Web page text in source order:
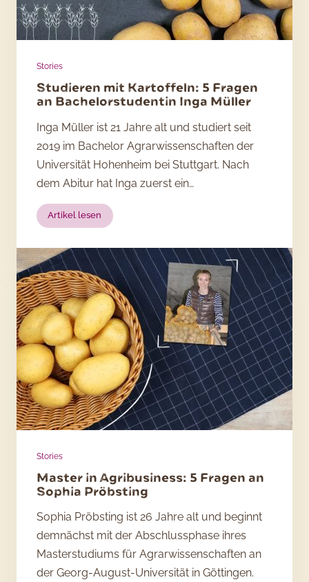
Stories
Studieren mit Kartoffeln: 5 Fragen
an Bachelorstudentin Inga Müller
Inga Müller ist 21 Jahre alt und studiert seit
2019 im Bachelor Agrarwissenschaften der
Universität Hohenheim bei Stuttgart. Nach
dem Abitur hat Inga zuerst ein…
Artikel lesen
Studieren
Kartoffeln:
5
Fragen
an
Bachelorstudentin
Inga
Müller
Stories
Master in Agribusiness: 5 Fragen an
Sophia Pröbsting
Sophia Pröbsting ist 26 Jahre alt und beginnt
demnächst mit der Abschlussphase ihres
Masterstudiums für Agrarwissenschaften an
der Georg-August-Universität in Göttingen.